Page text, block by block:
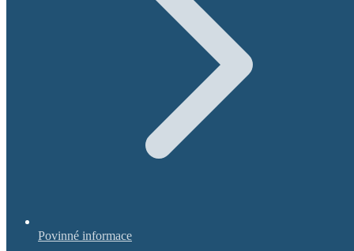
Povinné informace